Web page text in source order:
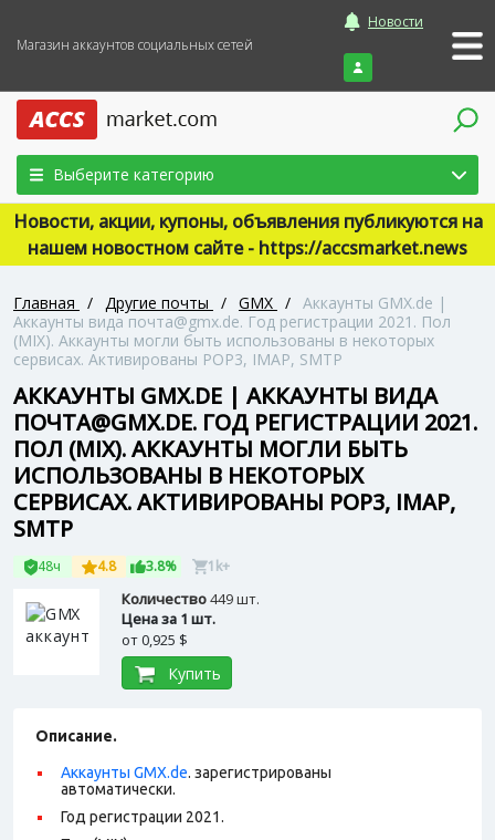
Магазин аккаунтов социальных сетей
Новости
Войти
Выберите категорию
Новости, акции, купоны, объявления публикуются на
нашем новостном сайте - https://accsmarket.news
Главная / Другие почты / GMX / Аккаунты GMX.de |
Аккаунты вида почта@gmx.de. Год регистрации 2021. Пол
(MIX). Аккаунты могли быть использованы в некоторых
сервисах. Активированы POP3, IMAP, SMTP
АККАУНТЫ GMX.DE | АККАУНТЫ ВИДА
ПОЧТА@GMX.DE. ГОД РЕГИСТРАЦИИ 2021.
ПОЛ (MIX). АККАУНТЫ МОГЛИ БЫТЬ
ИСПОЛЬЗОВАНЫ В НЕКОТОРЫХ
СЕРВИСАХ. АКТИВИРОВАНЫ POP3, IMAP,
SMTP
48ч 4.8 3.8% 1k+
Количество449 шт.
Цена за 1 шт.
от0,925 $
Купить
Описание.
Аккаунты GMX.de. зарегистрированы
автоматически.
Год регистрации 2021.